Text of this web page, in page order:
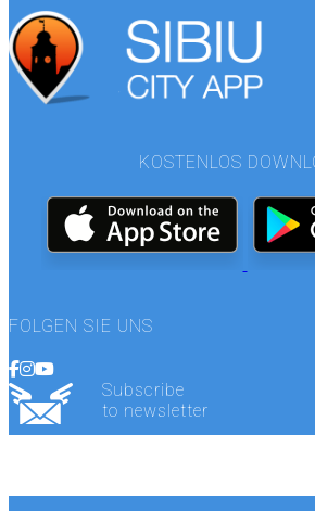
KOSTENLOS
FOLGEN SIE UNS
Subscribe
to newsletter